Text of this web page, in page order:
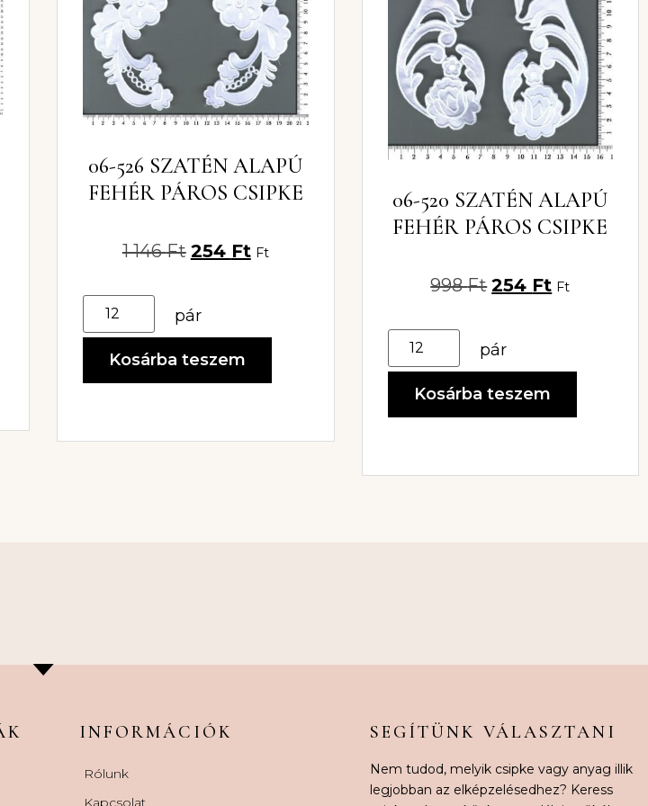
06-526 SZATÉN ALAPÚ
FEHÉR PÁROS CSIPKE
1 146Ft 254 Ft Ft
pár
Kosárba teszem
06-520 SZATÉN ALAPÚ
FEHÉR PÁROS CSIPKE
998Ft 254 Ft Ft
pár
Kosárba teszem
INFORMÁCIÓK
Rólunk
Kapcsolat
SEGÍTÜNK VÁLASZTANI
Nem tudod, melyik csipke vagy anyag illik
legjobban az elképzelésedhez? Keress